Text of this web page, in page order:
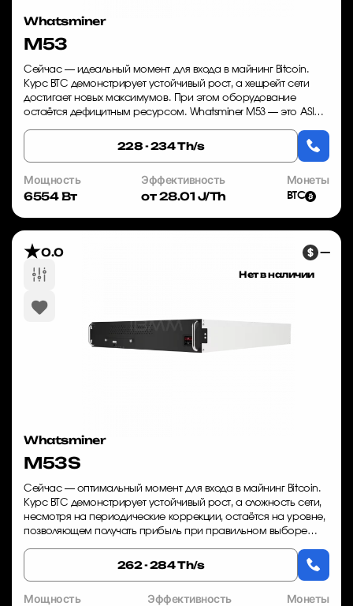
Whatsminer
M53
Сейчас — идеальный момент для входа в майнинг Bitcoin.
Курс BTC демонстрирует устойчивый рост, а хешрейт сети
достигает новых максимумов. При этом оборудование
остаётся дефицитным ресурсом. Whatsminer M53 — это ASIC,
228 - 234 Th/s
Мощность
6554 Вт
Эффективность
от 28.01 J/Th
Монеты
BTC
Whatsminer
M53S
—
Сейчас — оптимальный момент для входа в майнинг Bitcoin.
Курс BTC демонстрирует устойчивый рост, а сложность сети,
несмотря на периодические коррекции, остаётся на уровне,
позволяющем получать прибыль при правильном выборе
262 - 284 Th/s
Нет в наличии
0.0
Мощность
Эффективность
Монеты